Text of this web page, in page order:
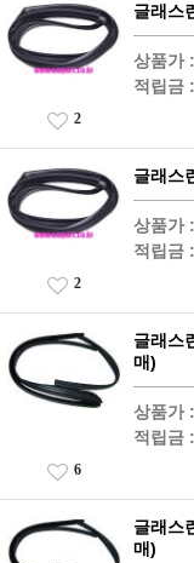
글래스
상품가 :
적립금 :
2
글래스
상품가 :
적립금 :
2
글래스
매)
상품가 :
적립금 :
6
글래스
매)